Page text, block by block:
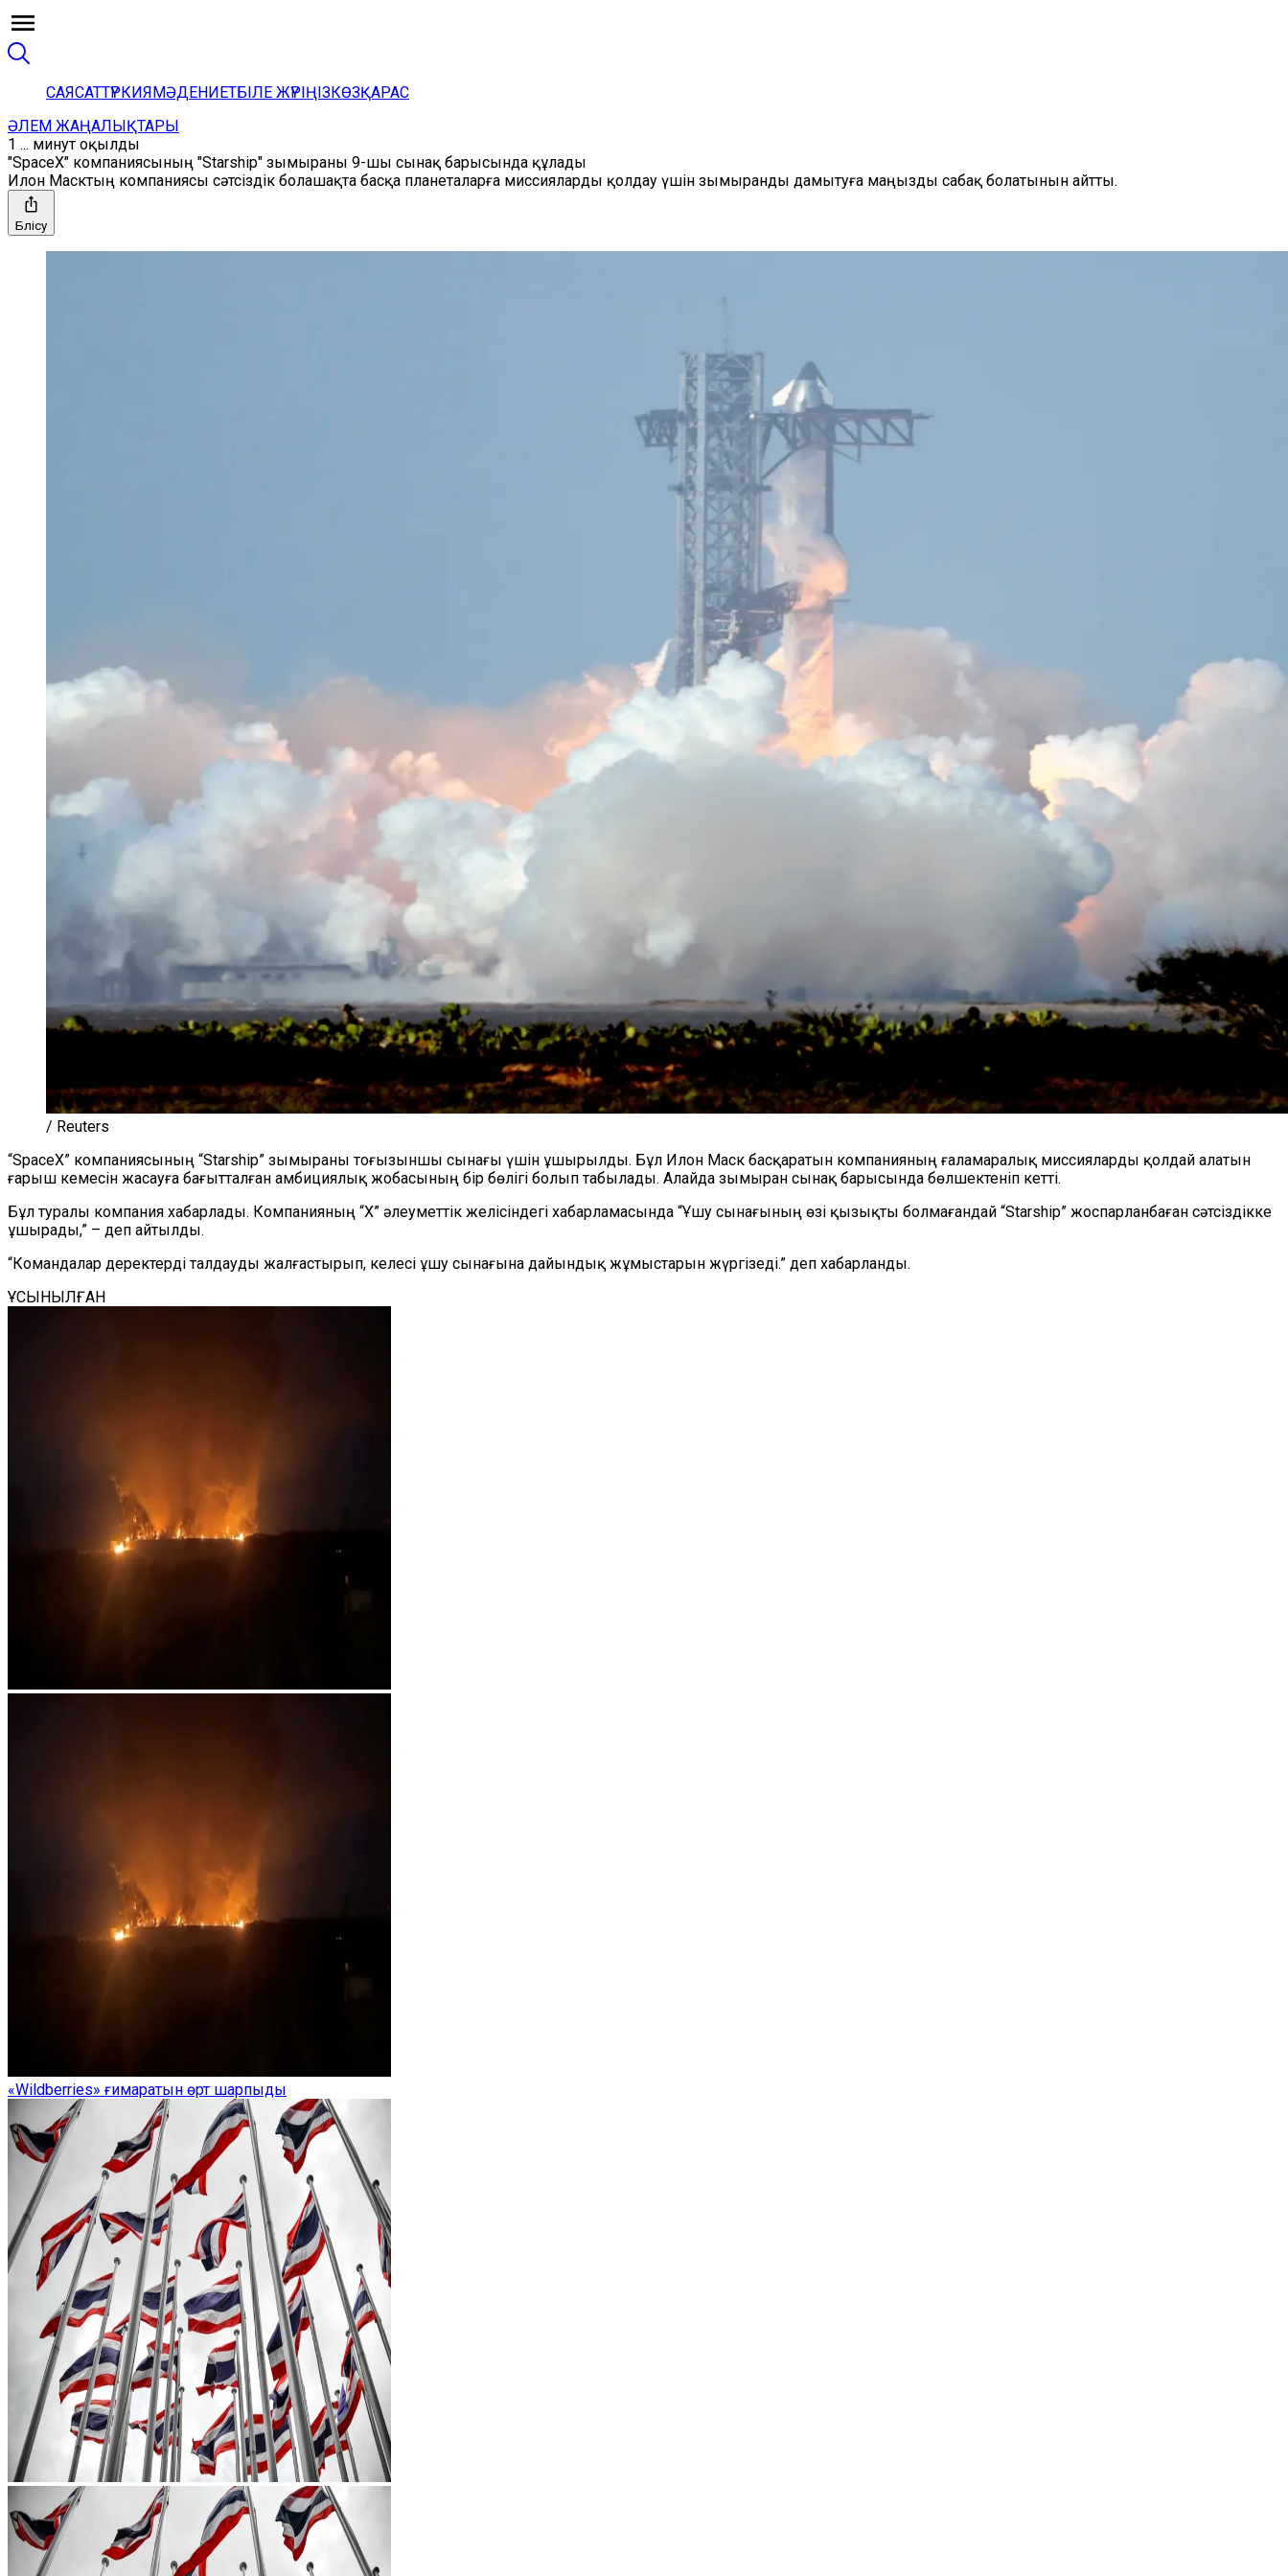
САЯСАТТҮРКИЯМӘДЕНИЕТБІЛЕ ЖҮРІҢІЗКӨЗҚАРАС
ӘЛЕМ ЖАҢАЛЫҚТАРЫ
1 ... минут оқылды
"SpaceX" компаниясының "Starship" зымыраны 9-шы сынақ барысында құлады
Илон Масктың компаниясы сәтсіздік болашақта басқа планеталарға миссияларды қолдау үшін зымыранды дамытуға маңызды сабақ болатынын айтты.
Бөлісу
/ Reuters
“SpaceX” компаниясының “Starship” зымыраны тоғызыншы сынағы үшін ұшырылды. Бұл Илон Маск басқаратын компанияның ғаламаралық миссияларды қолдай алатын
ғарыш кемесін жасауға бағытталған амбициялық жобасының бір бөлігі болып табылады. Алайда зымыран сынақ барысында бөлшектеніп кетті.
Бұл туралы компания хабарлады. Компанияның “X” әлеуметтік желісіндегі хабарламасында “Ұшу сынағының өзі қызықты болмағандай “Starship” жоспарланбаған сәтсіздікке
ұшырады,” – деп айтылды.
“Командалар деректерді талдауды жалғастырып, келесі ұшу сынағына дайындық жұмыстарын жүргізеді.” деп хабарланды.
ҰСЫНЫЛҒАН
«Wildberries» ғимаратын өрт шарпыды